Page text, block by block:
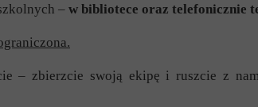
– w bibliotece oraz telefonicznie
– zbierzcie swoją ekipę i ruszcie z